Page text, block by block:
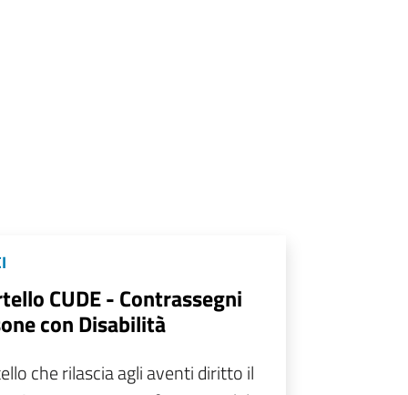
CUDE - Contrassegni
con Disabilità
che rilascia agli aventi diritto il